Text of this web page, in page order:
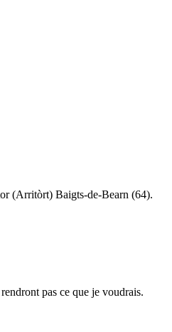
(Arritòrt) Baigts-de-Bearn (64).
pas ce que je voudrais.